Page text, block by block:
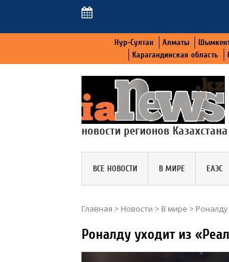
Нур-Султан Алматы
Карагандинская область
новости регионов Казахстана
ВСЕ НОВОСТИ В МИРЕ ЕАЭС
Главная > Новости > В мире >
Роналду уходит из